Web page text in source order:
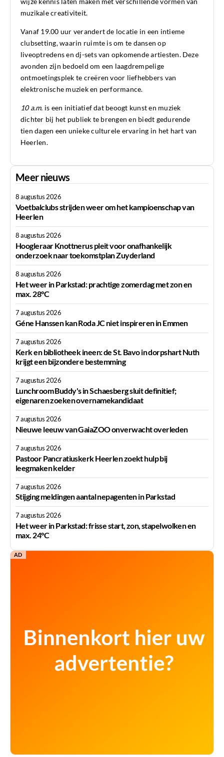
muzikale creativiteit.
Vanaf 19.00 uur verandert de locatie in een intieme
clubsetting, waarin ruimte is om te dansen op
liveoptredens en dj-sets van opkomende artiesten. Deze
avonden zijn bedoeld om een laagdrempelige
ontmoetingsplek te creëren voor liefhebbers van
elektronische muziek en performance.
10 a.m. is een initiatief dat beoogt kunst en muziek
dichter bij het publiek te brengen en biedt gedurende
tien dagen een unieke culturele ervaring in het hart van
Heerlen.
Meer nieuws
8 augustus 2026
Voetbalclubs strijden weer om het kampioenschap van
Heerlen
8 augustus 2026
Hoogleraar Knottnerus pleit voor onafhankelijk
onderzoek naar toekomstplan Zuyderland
8 augustus 2026
Het weer in Parkstad: prachtige zomerdag met zon en
max. 28°C
7 augustus 2026
Géne Hanssen kan Roda JC niet inspireren in Emmen
7 augustus 2026
Kerk en bibliotheek ineen: de St. Bavo in dorpshart Nuth
krijgt een bijzondere bestemming
7 augustus 2026
Lunchroom Buddy's in Schaesberg sluit definitief;
eigenaren zoeken overnamekandidaat
7 augustus 2026
Nieuwe leeuw van GaiaZOO onverwacht overleden
7 augustus 2026
Pastoor Pancratiuskerk Heerlen zoekt hulp bij
leegmaken kelder
7 augustus 2026
Stijging meldingen aantal nepagenten in Parkstad
7 augustus 2026
Het weer in Parkstad: frisse start, zon, stapelwolken en
max. 24°C
AD